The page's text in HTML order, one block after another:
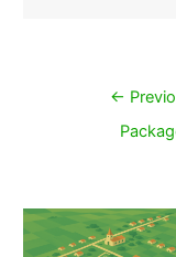
Navigacija
←